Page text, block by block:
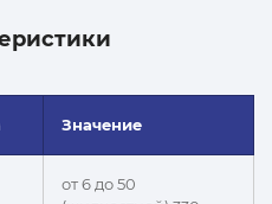
Значение
от 6 до 50